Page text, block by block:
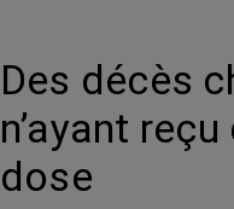
Des décès
n’ayant
dose